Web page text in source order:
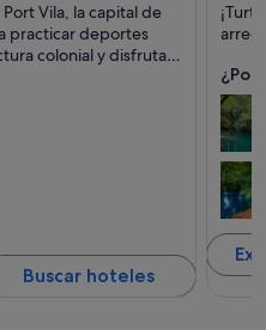
y IslasVila, la capital de
practicar deportes
colonial y disfrutar
Buscar hoteles
¿Por